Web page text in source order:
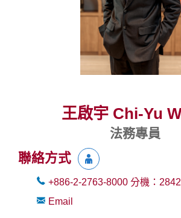
王啟宇 Chi-Yu
法務專員
聯絡方式
+886-2-2763-8000 分機： 2842
Email